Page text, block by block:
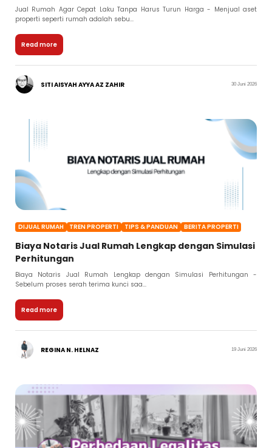
Jual Rumah Agar Cepat Laku Tanpa Harus Turun Harga - Menjual aset
properti seperti rumah adalah sebu...
Read more
SITI AISYAH AYYA AZ ZAHIR 30 Juni 2026
DIJUAL RUMAH TREN PROPERTI TIPS & PANDUAN BERITA PROPERTI
Biaya Notaris Jual Rumah Lengkap dengan Simulasi
Perhitungan
Biaya Notaris Jual Rumah Lengkap dengan Simulasi Perhitungan -
Sebelum proses serah terima kunci saa...
Read more
REGINA N. HELNAZ 19 Juni 2026